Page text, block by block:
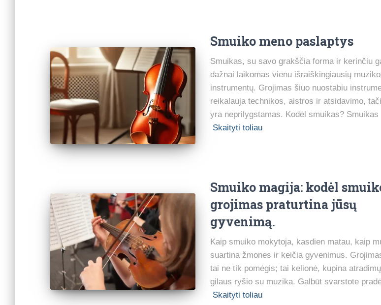
Smuiko meno paslaptys
Smuikas, su savo grakščia forma ir kerinčiu
dažnai laikomas vienu išraiškingiausių
instrumentų. Grojimas šiuo nuostabiu
reikalauja technikos, aistros ir atsidavimo,
yra neprilygstamas. Kodėl smuikas? Smuikas
Skaityti toliau
Smuiko magija: kodėl
grojimas praturtina jūsų
gyvenimą.
Kaip smuiko mokytoja, kasdien matau, kaip
suartina žmones ir keičia gyvenimus.
tai ne tik pomėgis; tai kelionė, kupina
gilaus ryšio su muzika. Galbūt svarstote
Skaityti toliau